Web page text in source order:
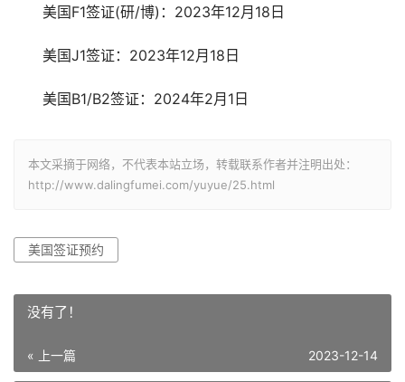
美国F1签证(研/博)：2023年12月18日
美国J1签证：2023年12月18日
美国B1/B2签证：2024年2月1日
本文采摘于网络，不代表本站立场，转载联系作者并注明出处：
http://www.dalingfumei.com/yuyue/25.html
美国签证预约
没有了！
« 上一篇 2023-12-14